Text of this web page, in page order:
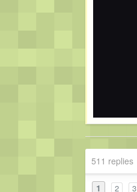
511 replies
1 2 3